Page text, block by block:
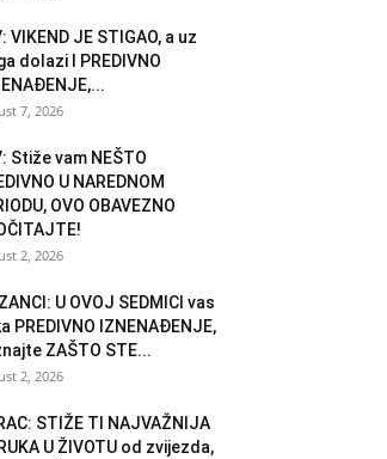
VIKEND JE STIGAO, a uz
dolazi I PREDIVNO
7, 2026
Stiže vam NEŠTO
U NAREDNOM
OVO OBAVEZNO
2, 2026
U OVOJ SEDMICI vas
PREDIVNO IZNENAĐENJE,
ZAŠTO STE...
2, 2026
STIŽE TI NAJVAŽNIJA
U ŽIVOTU od zvijezda,